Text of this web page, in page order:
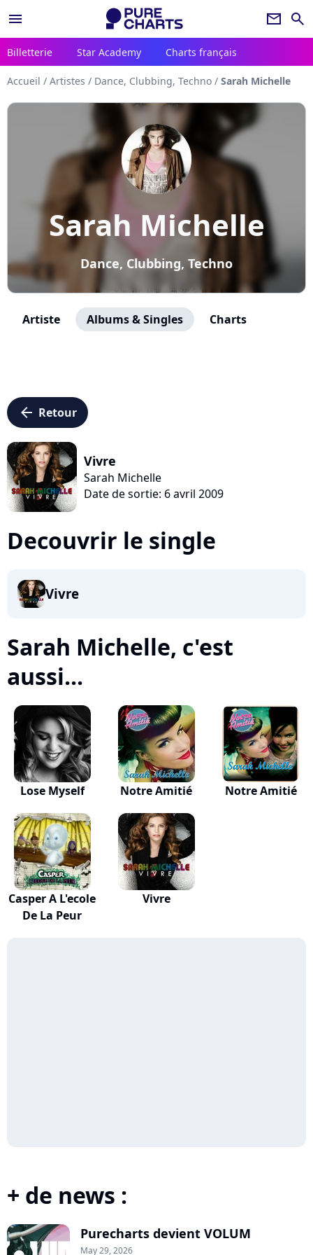
menu newsletter search
Billetterie Star Academy Charts français
Accueil / Artistes / Dance, Clubbing, Techno / Sarah Michelle
Sarah Michelle
Dance, Clubbing, Techno
Artiste Albums & Singles Charts
arrow_left Retour
Vivre
Sarah Michelle
Date de sortie: 6 avril 2009
Decouvrir le single
Vivre
Sarah Michelle, c'est
aussi...
Lose Myself Notre Amitié Notre Amitié
Casper A L'ecole
De La Peur
Vivre
+ de news :
Purecharts devient VOLUM
May 29, 2026